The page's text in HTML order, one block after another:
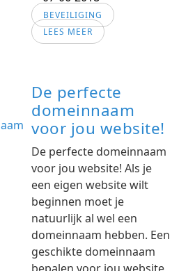
BEVEILIGING
LEES MEER
De perfecte
domeinnaam
voor jou website!
De perfecte domeinnaam
voor jou website! Als je
een eigen website wilt
beginnen moet je
natuurlijk al wel een
domeinnaam hebben. Een
geschikte domeinnaam